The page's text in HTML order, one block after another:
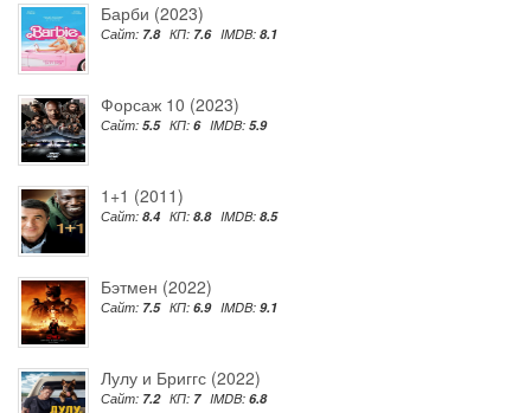
Барби (2023)
Сайт: 7.8 КП: 7.6 IMDB: 8.1
Форсаж 10 (2023)
Сайт: 5.5 КП: 6 IMDB: 5.9
1+1 (2011)
Сайт: 8.4 КП: 8.8 IMDB: 8.5
Бэтмен (2022)
Сайт: 7.5 КП: 6.9 IMDB: 9.1
Лулу и Бриггс (2022)
Сайт: 7.2 КП: 7 IMDB: 6.8